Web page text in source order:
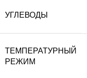
УГЛЕВОДЫ
ТЕМПЕРАТУРНЫЙ
РЕЖИМ